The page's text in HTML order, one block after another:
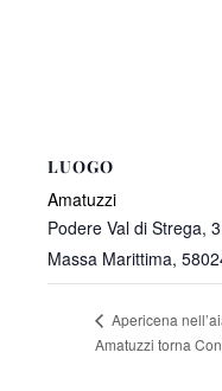
LUOGO
Amatuzzi
Podere Val di Strega,
Massa Marittima,
Apericena
Amatuzzi torna